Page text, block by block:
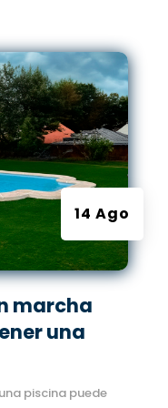
marcha
una
14 Ago
piscina puede